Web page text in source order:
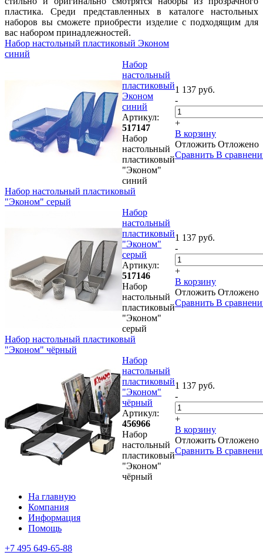
пластика. Среди представленных в каталоге настольных
наборов вы сможете приобрести изделие с подходящим для
вас набором принадлежностей.
Набор настольный пластиковый Эконом
синий
Набор
настольный
пластиковый
Эконом
синий
Артикул:
517147
Набор
настольный
пластиковый
"Эконом"
синий
1 137 руб.
-
+
В корзину
Отложить Отложено
Сравнить В
Набор настольный пластиковый
"Эконом" серый
Набор
настольный
пластиковый
"Эконом"
серый
Артикул:
517146
Набор
настольный
пластиковый
"Эконом"
серый
1 137 руб.
-
+
В корзину
Отложить Отложено
Сравнить В
Набор настольный пластиковый
"Эконом" чёрный
Набор
настольный
пластиковый
"Эконом"
чёрный
Артикул:
456966
Набор
настольный
пластиковый
"Эконом"
чёрный
1 137 руб.
-
+
В корзину
Отложить Отложено
Сравнить В
На главную
Компания
Информация
Помощь
+7 495 649-65-88